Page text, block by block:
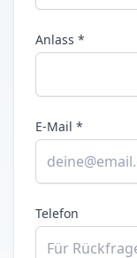
Anlass *
E-Mail *
Telefon